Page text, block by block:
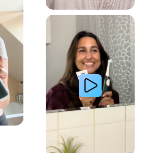
Lire la vidéo : Le secret d’une jeune femme